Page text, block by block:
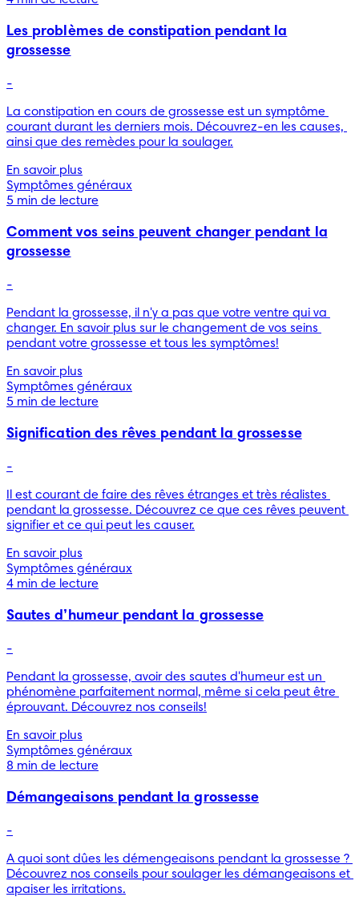
Les problèmes de constipation pendant la
grossesse
-
La constipation en cours de grossesse est un symptôme
courant durant les derniers mois. Découvrez-en les causes,
ainsi que des remèdes pour la soulager.
En savoir plus
Symptômes généraux
5 min de lecture
Comment vos seins peuvent changer pendant la
grossesse
-
Pendant la grossesse, il n'y a pas que votre ventre qui va
changer. En savoir plus sur le changement de vos seins
pendant votre grossesse et tous les symptômes!
En savoir plus
Symptômes généraux
5 min de lecture
Signification des rêves pendant la grossesse
-
Il est courant de faire des rêves étranges et très réalistes
pendant la grossesse. Découvrez ce que ces rêves peuvent
signifier et ce qui peut les causer.
En savoir plus
Symptômes généraux
4 min de lecture
Sautes d’humeur pendant la grossesse
-
Pendant la grossesse, avoir des sautes d'humeur est un
phénomène parfaitement normal, même si cela peut être
éprouvant. Découvrez nos conseils!
En savoir plus
Symptômes généraux
8 min de lecture
Démangeaisons pendant la grossesse
-
A quoi sont dûes les démengeaisons pendant la grossesse ?
Découvrez nos conseils pour soulager les démangeaisons et
apaiser les irritations.